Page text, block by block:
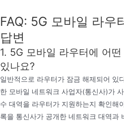
FAQ: 5G 모바일 라우
답변
1. 5G 모바일 라우터에 어
있나요?
일반적으로 라우터가 잠금 해제되어 있
한 모바일 네트워크 사업자(통신사)가
수 대역을 라우터가 지원하는지 확인해
록을 통신사가 공개한 네트워크 대역과